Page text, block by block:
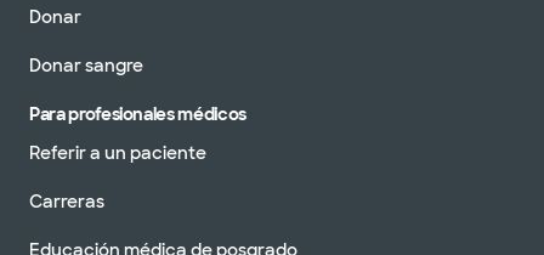
Donar
Donar sangre
Para profesionales médicos
Referir a un paciente
Carreras
Educación médica de posgrado